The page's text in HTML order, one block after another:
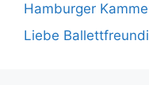
Hamburger
Liebe